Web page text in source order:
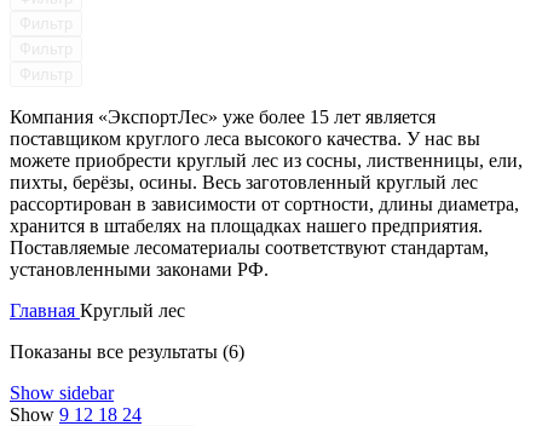
Компания «ЭкспортЛес» уже более 15 лет является
поставщиком круглого леса высокого качества. У нас вы
можете приобрести круглый лес из сосны, лиственницы, ели,
пихты, берёзы, осины. Весь заготовленный круглый лес
рассортирован в зависимости от сортности, длины диаметра,
хранится в штабелях на площадках нашего предприятия.
Поставляемые лесоматериалы соответствуют стандартам,
установленными законами РФ.
Главная Круглый лес
Показаны все результаты (6)
Show sidebar
Show 9 12 18 24